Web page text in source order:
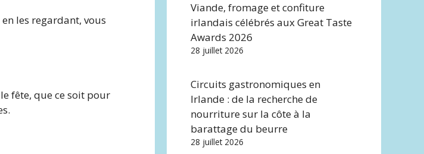
les regardant, vous
fête, que ce soit pour
Viande, fromage et confiture
irlandais célébrés aux Great Taste
Awards 2026
28 juillet 2026
Circuits gastronomiques en
Irlande : de la recherche de
nourriture sur la côte à la
barattage du beurre
28 juillet 2026